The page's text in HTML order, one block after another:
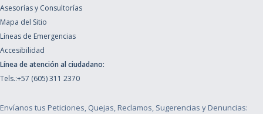
Asesorías y Consultorías
Mapa del Sitio
Líneas de Emergencias
Accesibilidad
Línea de atención al ciudadano:
Tels.:+57 (605) 311 2370
Envíanos tus Peticiones, Quejas, Reclamos, Sugerencias y Denuncias: